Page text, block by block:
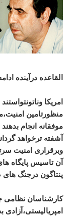
القاعده درآینده
امریکا
منظورتامین
موفقانه انجام
آشفته ترخواهد
وبرقراری امنیت
آن تاسیس پایگاه
پنتاگون درجنگ
کارشناسان نظامی